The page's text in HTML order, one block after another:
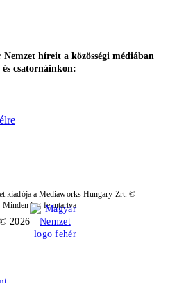
Nemzet híreit a közösségi médiában
és csatornáinkon:
kiadója a Mediaworks Hungary Zrt. ©
Minden jog fenntartva
© 2026